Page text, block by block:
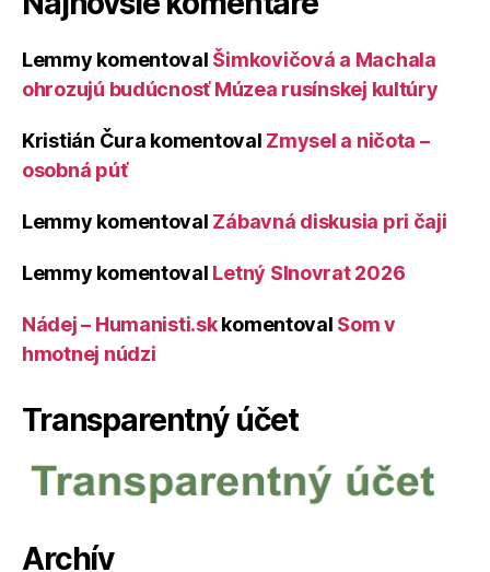
Lemmy komentoval Šimkovičová a Machala
ohrozujú budúcnosť Múzea rusínskej kultúry
Kristián Čura komentoval Zmysel a ničota –
osobná púť
Lemmy komentoval Zábavná diskusia pri čaji
Lemmy komentoval Letný Slnovrat 2026
Nádej – Humanisti.skkomentoval Som v
hmotnej núdzi
Transparentný účet
Archív